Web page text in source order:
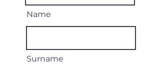
Name
Surname